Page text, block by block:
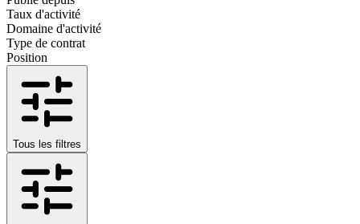
Taux d'activité
Domaine d'activité
Type de contrat
Position
Tous les filtres